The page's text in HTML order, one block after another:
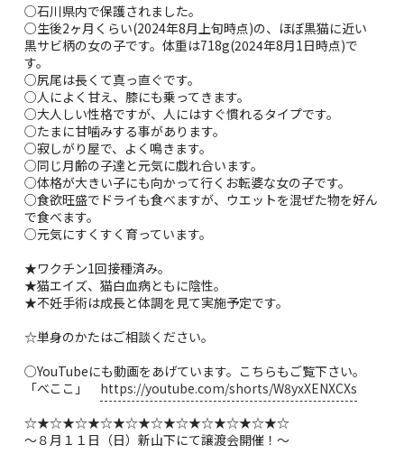
○石川県内で保護されました。
○生後2ヶ月くらい(2024年8月上旬時点)の、ほぼ黒猫に近い
黒サビ柄の女の子です。体重は718g(2024年8月1日時点)で
す。
○尻尾は長くて真っ直ぐです。
○人によく甘え、膝にも乗ってきます。
○大人しい性格ですが、人にはすぐ慣れるタイプです。
○たまに甘噛みする事があります。
○寂しがり屋で、よく鳴きます。
○同じ月齢の子達と元気に戯れ合います。
○体格が大きい子にも向かって行くお転婆な女の子です。
○食欲旺盛でドライも食べますが、ウエットを混ぜた物を好ん
で食べます。
○元気にすくすく育っています。
★ワクチン1回接種済み。
★猫エイズ、猫白血病ともに陰性。
★不妊手術は成長と体調を見て実施予定です。
☆単身のかたはご相談ください。
○YouTubeにも動画をあげています。こちらもご覧下さい。
「べここ」 https://youtube.com/shorts/W8yxXENXCXs
☆★☆★☆★☆★☆★☆★☆★☆★☆★☆★☆
～８月１１日（日）新山下にて譲渡会開催！～